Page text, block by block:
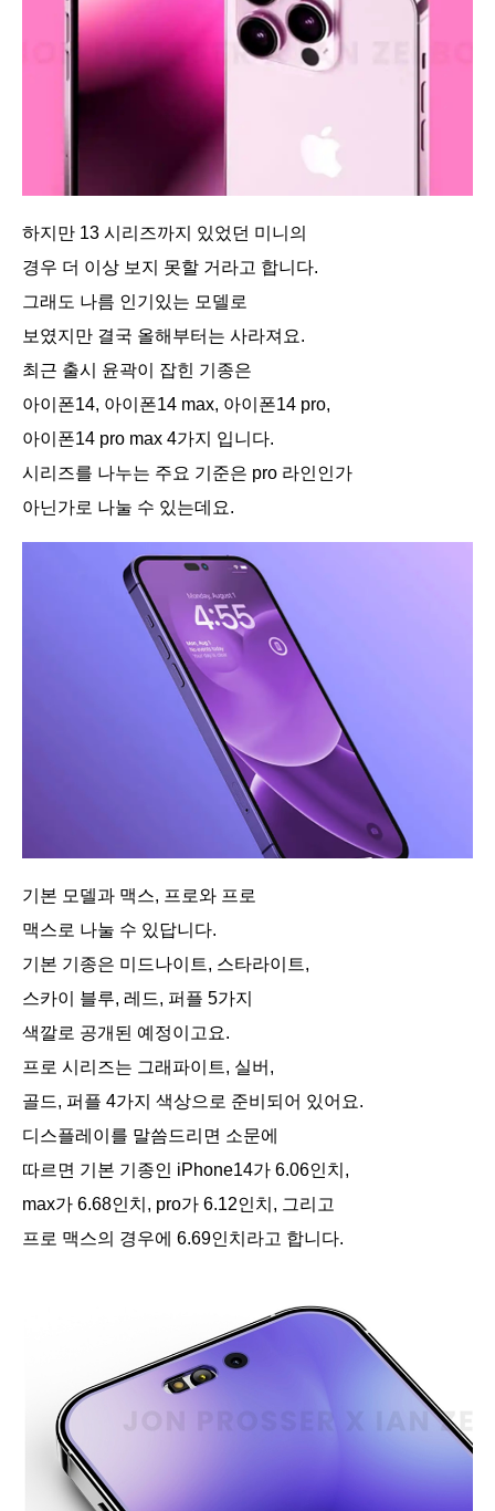
하지만 13 시리즈까지 있었던 미니의
경우 더 이상 보지 못할 거라고 합니다.
그래도 나름 인기있는 모델로
보였지만 결국 올해부터는 사라져요.
최근 출시 윤곽이 잡힌 기종은
아이폰14, 아이폰14 max, 아이폰14 pro,
아이폰14 pro max 4가지 입니다.
시리즈를 나누는 주요 기준은 pro 라인인가
아닌가로 나눌 수 있는데요.
기본 모델과 맥스, 프로와 프로
맥스로 나눌 수 있답니다.
기본 기종은 미드나이트, 스타라이트,
스카이 블루, 레드, 퍼플 5가지
색깔로 공개된 예정이고요.
프로 시리즈는 그래파이트, 실버,
골드, 퍼플 4가지 색상으로 준비되어 있어요.
디스플레이를 말씀드리면 소문에
따르면 기본 기종인 iPhone14가 6.06인치,
max가 6.68인치, pro가 6.12인치, 그리고
프로 맥스의 경우에 6.69인치라고 합니다.